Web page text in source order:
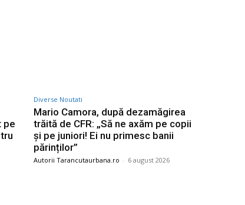
pe
Diverse Noutati
Mario Camora, după dezamăgirea
trăită de CFR: „Să ne axăm pe copii
și pe juniori! Ei nu primesc banii
părinților”
Autorii Tarancutaurbana.ro - 6 august 2026